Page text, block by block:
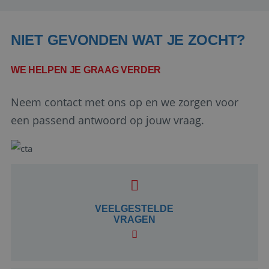
NIET GEVONDEN WAT JE ZOCHT?
WE HELPEN JE GRAAG VERDER
Neem contact met ons op en we zorgen voor
een passend antwoord op jouw vraag.
VEELGESTELDE
VRAGEN
Corporation
Google Privacy Policy